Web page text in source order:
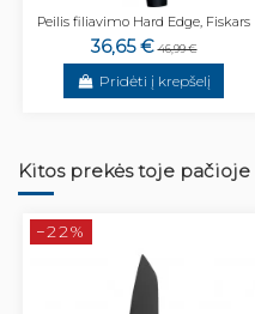
Peilis filiavimo Hard Edge, Fiskars
36,65 € 46,99 €
Pridėti į krepšelį
Kitos prekės toje
−22%